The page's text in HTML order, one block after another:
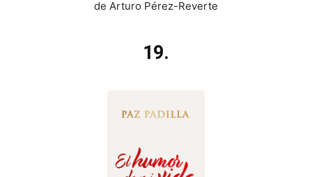
de Arturo Pérez-Reverte
19.